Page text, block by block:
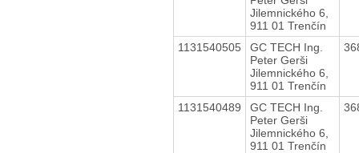
Jilemnického 6,
911 01 Trenčín
1131540505
GC TECH Ing.
Peter Gerši
Jilemnického 6,
911 01 Trenčín
1131540489
GC TECH Ing.
Peter Gerši
Jilemnického 6,
911 01 Trenčín